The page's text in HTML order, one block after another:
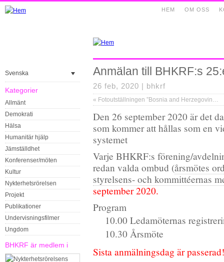
OM OSS
HEM
Svenska
Kategorier
Allmänt
Demokrati
Hälsa
Humanitär hjälp
Jämställdhet
Konferenser/möten
Kultur
Nykterhetsrörelsen
Projekt
Publikationer
Undervisningsfilmer
Ungdom
BHKRF är medlem i
Anmälan till BHKRF:s
26 feb, 2020 | bhkrf
« Fotoutställningen ”Bosnia and Herzegovina – Seen With Loving Eyes” i Lidköping
Den 26 september 2020 är det
som kommer att hållas som en
systemet
Varje BHKRF:s förening/
redan valda ombud (årsmötes
styrelsens- och kommittéernas
september 2020.
Program
10.00 Ledamöternas
10.30 Årsmöte
Sista anmälningsdag är passerad!